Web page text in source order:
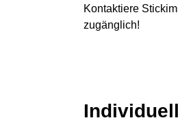
Kontaktiere
zugänglich!